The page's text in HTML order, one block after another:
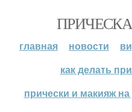
главная новости
как делать
прически и макияж